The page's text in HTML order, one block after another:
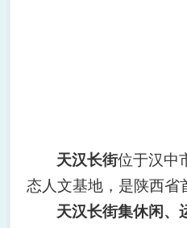
天汉长街位于汉中
态人文基地，是陕西省
天汉长街集休闲、